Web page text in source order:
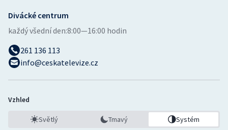
Divácké centrum
každý všední den:8:00—16:00 hodin
261 136 113
info@ceskatelevize.cz
Vzhled
Světlý Tmavý Systém